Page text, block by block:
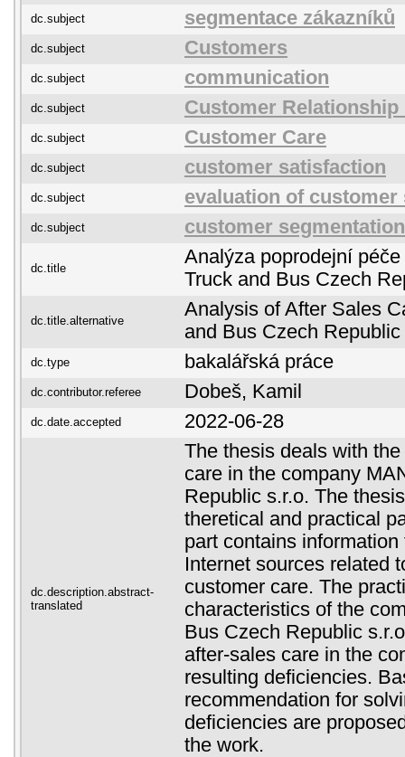
dc.subject segmentace zákazníků
dc.subject Customers
dc.subject communication
dc.subject Customer Relationship
dc.subject Customer Care
dc.subject customer satisfaction
dc.subject evaluation of customer
dc.subject customer segmentation
dc.title
Analýza poprodejní
Truck and Bus Czech
dc.title.alternative
Analysis of After Sales
and Bus Czech Republic
dc.type bakalářská práce
dc.contributor.referee Dobeš, Kamil
dc.date.accepted 2022-06-28
dc.description.abstract-
translated
The thesis deals with
care in the company
Republic s.r.o. The
theretical and practical
part contains
Internet sources related
customer care. The
characteristics of the
Bus Czech Republic
after-sales care in the
resulting deficiencies.
recommendation for
deficiencies are
the work.